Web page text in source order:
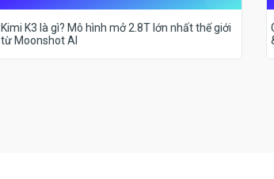
Kimi K3 là gì? Mô hình mở 2.8T lớn nhất thế giới
từ Moonshot AI